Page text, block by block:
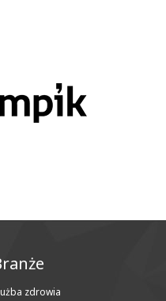
zdrowia